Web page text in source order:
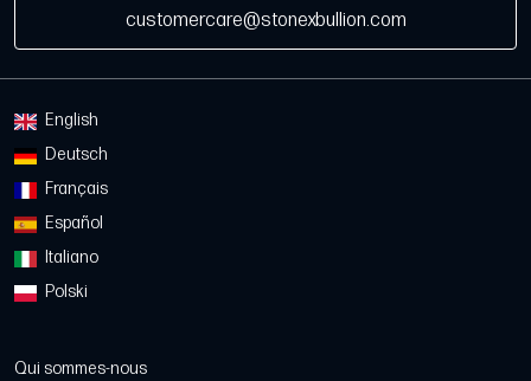
customercare@stonexbullion.com
English
Deutsch
Français
Español
Italiano
Polski
Qui sommes-nous